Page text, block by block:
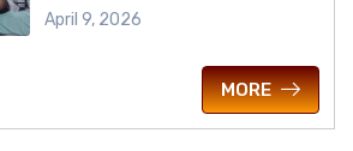
April 9, 2026
MORE